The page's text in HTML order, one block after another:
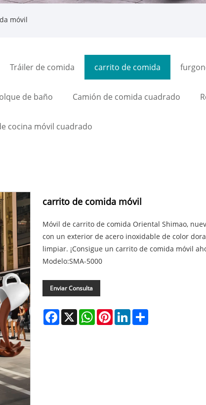
móvil
Tráiler de comida carrito de comida
de baño Camión de comida cuadrado
cocina móvil cuadrado
carrito de comida móvil
Móvil de carrito de comida Oriental Shimao,
con un exterior de acero inoxidable de color
limpiar. ¡Consigue un carrito de comida móvil
Modelo:SMA-5000
Enviar Consulta
Facebook
X WhatsAppPinterestLinkedIn